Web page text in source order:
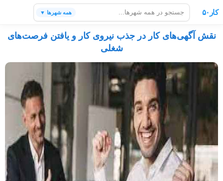
کار۵۰ همه شهرها ▼
نقش آگهی‌های کار در جذب نیروی کار و یافتن فرصت‌های
شغلی